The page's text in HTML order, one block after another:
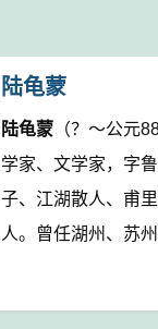
陆龟蒙
陆龟蒙 （？～公元
学家、文学家，字
子、江湖散人、甫
人。曾任湖州、苏
居松江甫里，编著